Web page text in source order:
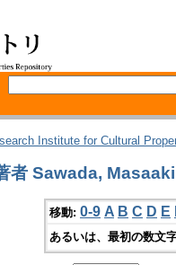
Institute for Cultural
者 Sawada, Masaaki
移動: 0-9 A B C D E
あるいは、最初の数文